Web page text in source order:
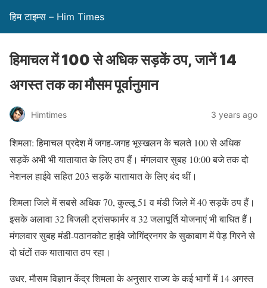
हिम टाइम्स – Him Times
हिमाचल में 100 से अधिक सड़कें ठप, जानें 14
अगस्त तक का मौसम पूर्वानुमान
Himtimes 3 years ago
शिमला: हिमाचल प्रदेश में जगह-जगह भूस्खलन के चलते 100 से अधिक
सड़कें अभी भी यातायात के लिए ठप हैं। मंगलवार सुबह 10:00 बजे तक दो
नेशनल हाईवे सहित 203 सड़कें यातायात के लिए बंद थीं।
शिमला जिले में सबसे अधिक 70, कुल्लू 51 व मंडी जिले में 40 सड़कें ठप हैं।
इसके अलावा 32 बिजली ट्रांसफार्मर व 32 जलापूर्ति योजनाएं भी बाधित हैं।
मंगलवार सुबह मंडी-पठानकोट हाईवे जोगिंद्रनगर के सुकाबाग में पेड़ गिरने से
दो घंटों तक यातायात ठप रहा।
उधर, मौसम विज्ञान केंद्र शिमला के अनुसार राज्य के कई भागों में 14 अगस्त